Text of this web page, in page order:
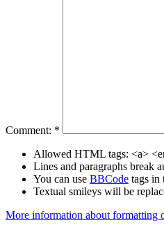
Comment: *
Allowed HTML tags: <a>
Lines and paragraphs break
You can use BBCode tags in
Textual smileys will be
More information about formatting